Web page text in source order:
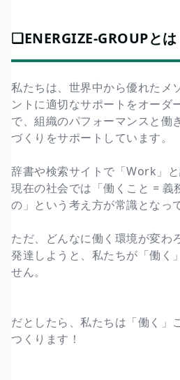
❏ENERGIZE-GROUPとは
私たちは、世界中から優れたメ
ントに適切なサポートをオーダ
で、組織のパフォーマンスと働
づくりをサポートしています。
辞書や検索サイトで「Work」
現在の社会では「働くこと = 義
の」という考え方が常識となっ
ただ、どんなに働く環境が変わ
発達しようと、私たちが「働く
せん。
だとしたら、私たちは「働く」
つくります！